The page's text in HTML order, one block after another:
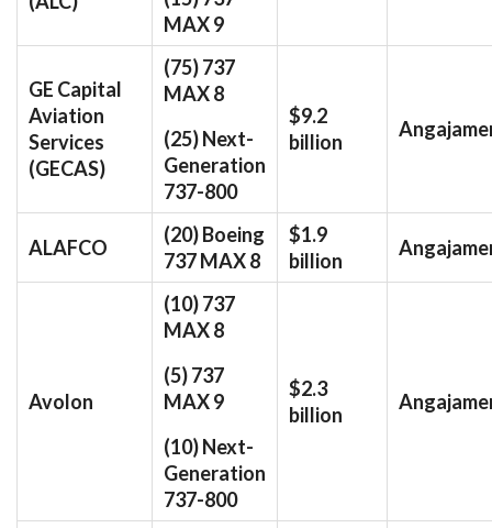
MAX 9
GE Capital
Aviation
Services
(GECAS)
(75) 737
MAX 8
(25) Next-
Generation
737-800
$9.2
billion
ALAFCO
(20) Boeing
737 MAX 8
$1.9
billion
Avolon
(10) 737
MAX 8
(5) 737
MAX 9
(10) Next-
Generation
737-800
$2.3
billion